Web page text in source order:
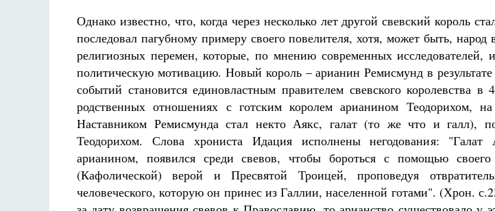
Однако известно, что, когда через несколько лет другой свевский король
последовал пагубному примеру своего повелителя, хотя, может быть,
религиозных перемен, которые, по мнению современных исследователей,
политическую мотивацию. Новый король – арианин Ремисмунд в
событий становится единовластным правителем свевского королевства
родственных отношениях с готским королем арианином Теодорихом,
Наставником Ремисмунда стал некто Аякс, галат (то же что и галл),
Теодорихом. Слова хрониста Идация исполнены негодования:
арианином, появился среди свевов, чтобы бороться с помощью
(Кафолической) верой и Пресвятой Троицей, проповедуя
человеческого, которую он принес из Галлии, населенной готами". (Хрон.